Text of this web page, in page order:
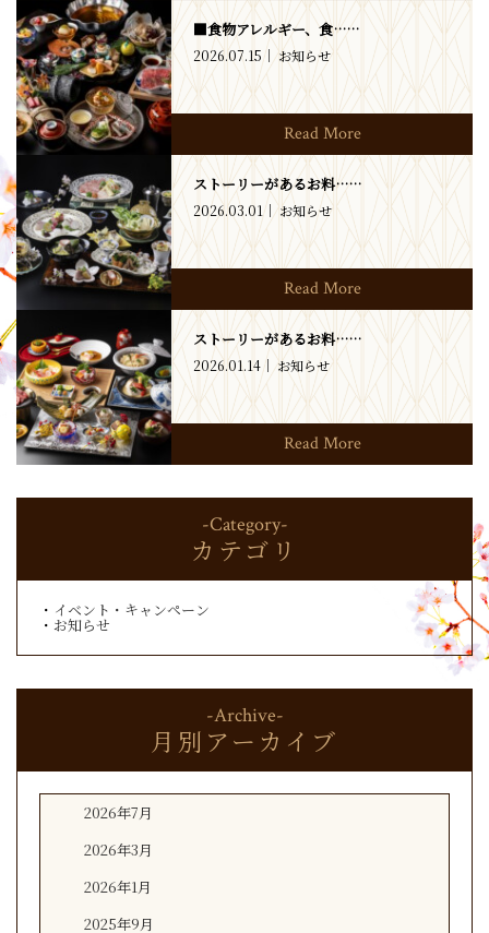
■食物アレルギー、食……
2026.07.15 お知らせ
Read More
ストーリーがあるお料……
2026.03.01 お知らせ
Read More
ストーリーがあるお料……
2026.01.14 お知らせ
Read More
-Category-
カテゴリ
イベント・キャンペーン
お知らせ
-Archive-
月別アーカイブ
2026年7月
2026年3月
2026年1月
2025年9月